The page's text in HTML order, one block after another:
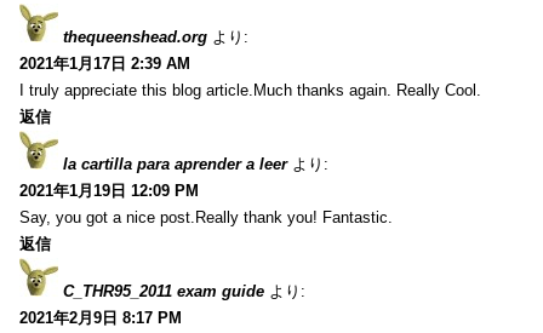
thequeenshead.org より:
2021年1月17日 2:39 AM
I truly appreciate this blog article.Much thanks again. Really Cool.
返信
la cartilla para aprender a leer より:
2021年1月19日 12:09 PM
Say, you got a nice post.Really thank you! Fantastic.
返信
C_THR95_2011 exam guide より:
2021年2月9日 8:17 PM